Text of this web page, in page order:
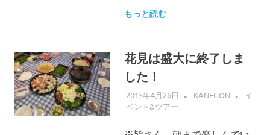
もっと読む
花見は盛大に終了しま
した！
2015年4月26日 KANEGON
イ
ベント&ツアー